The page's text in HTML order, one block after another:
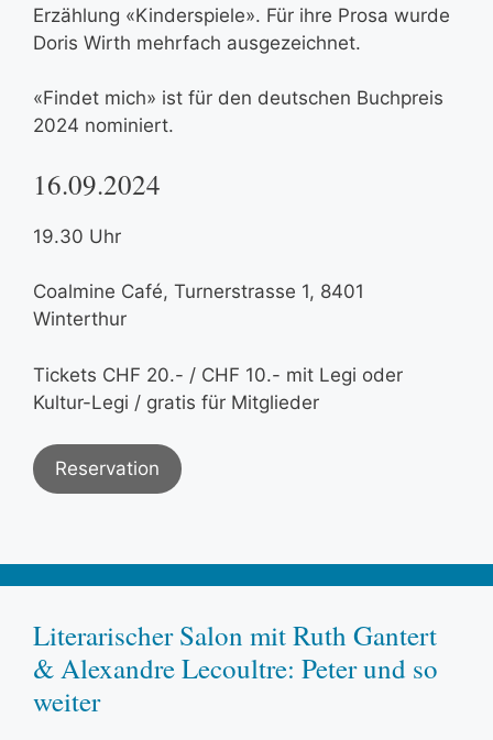
Erzählung «Kinderspiele». Für ihre Prosa wurde
Doris Wirth mehrfach ausgezeichnet.
«Findet mich» ist für den deutschen Buchpreis
2024 nominiert.
16.09.2024
19.30 Uhr
Coalmine Café, Turnerstrasse 1, 8401
Winterthur
Tickets CHF 20.- / CHF 10.- mit Legi oder
Kultur-Legi / gratis für Mitglieder
Reservation
Literarischer Salon mit Ruth Gantert
& Alexandre Lecoultre: Peter und so
weiter